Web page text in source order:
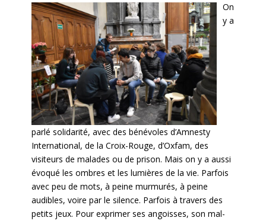
On
y a
parlé solidarité, avec des bénévoles d’Amnesty
International, de la Croix-Rouge, d’Oxfam, des
visiteurs de malades ou de prison. Mais on y a aussi
évoqué les ombres et les lumières de la vie. Parfois
avec peu de mots, à peine murmurés, à peine
audibles, voire par le silence. Parfois à travers des
petits jeux. Pour exprimer ses angoisses, son mal-